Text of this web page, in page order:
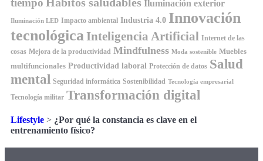
Iluminación exterior
Iluminación LED Impacto ambiental Industria 4.0 Innovación
tecnológica Inteligencia Artificial Internet de las
cosas Mejora de la productividad Mindfulness Moda sostenible Muebles
multifuncionales Productividad laboral Protección de datos Salud
mental Seguridad informática Sostenibilidad Tecnología empresarial
Tecnología militar Transformación digital
Lifestyle > ¿Por qué la constancia es clave en el
entrenamiento físico?